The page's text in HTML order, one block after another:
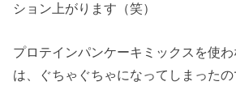
ション上がります（笑）
プロテインパンケーキミックスを使
は、ぐちゃぐちゃになってしまったの